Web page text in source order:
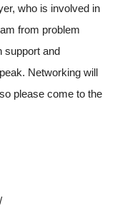
who is involved in
from problem
support and
Networking will
please come to the